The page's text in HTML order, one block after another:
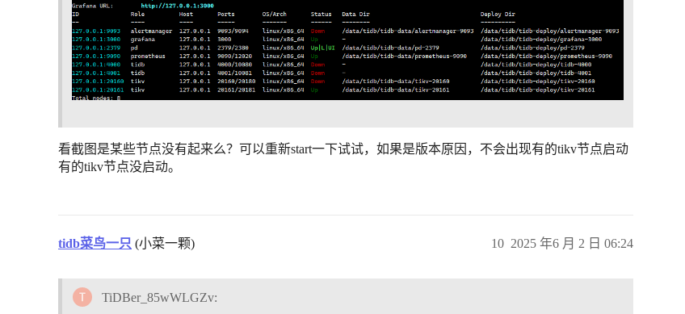
看截图是某些节点没有起来么？可以重新start一下试试，如果是版本原因，不会出现有的tikv节点启动
有的tikv节点没启动。
tidb菜鸟一只 (小菜一颗) 2025 年6 月 2 日 06:24
10
TiDBer_85wWLGZv: